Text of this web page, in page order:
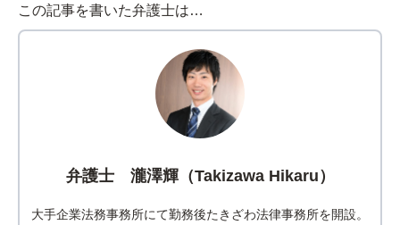
この記事を書いた弁護士は…
弁護士 瀧澤輝（Takizawa Hikaru）
大手企業法務事務所にて勤務後たきざわ法律事務所を開設。